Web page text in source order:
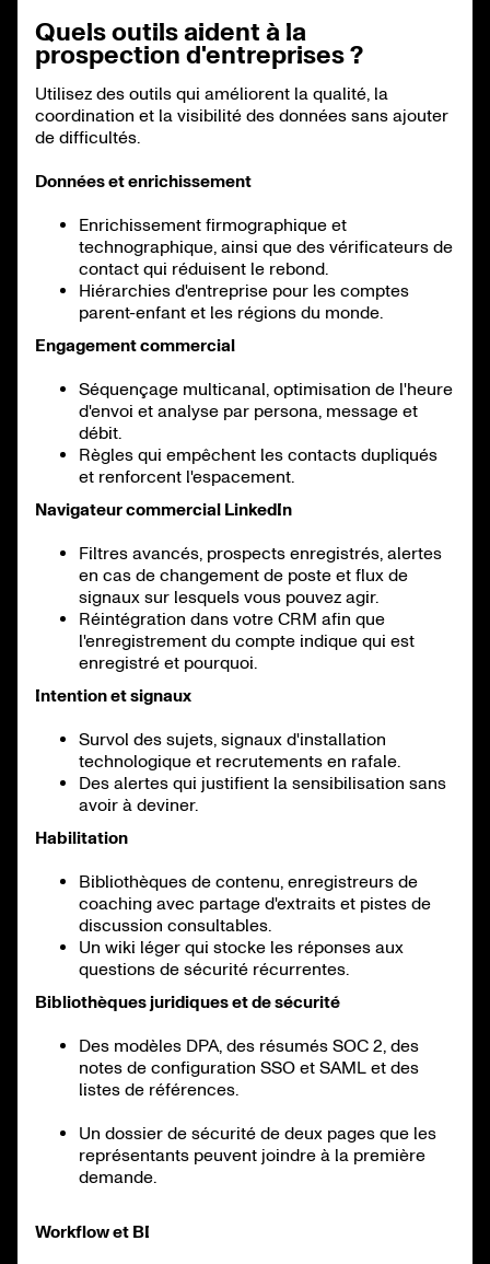
Quels outils aident à la
prospection d'entreprises ?
Utilisez des outils qui améliorent la qualité, la
coordination et la visibilité des données sans ajouter
de difficultés.
Données et enrichissement
Enrichissement firmographique et
technographique, ainsi que des vérificateurs de
contact qui réduisent le rebond.
Hiérarchies d'entreprise pour les comptes
parent-enfant et les régions du monde.
Engagement commercial
Séquençage multicanal, optimisation de l'heure
d'envoi et analyse par persona, message et
débit.
Règles qui empêchent les contacts dupliqués
et renforcent l'espacement.
Navigateur commercial LinkedIn
Filtres avancés, prospects enregistrés, alertes
en cas de changement de poste et flux de
signaux sur lesquels vous pouvez agir.
Réintégration dans votre CRM afin que
l'enregistrement du compte indique qui est
enregistré et pourquoi.
Intention et signaux
Survol des sujets, signaux d'installation
technologique et recrutements en rafale.
Des alertes qui justifient la sensibilisation sans
avoir à deviner.
Habilitation
Bibliothèques de contenu, enregistreurs de
coaching avec partage d'extraits et pistes de
discussion consultables.
Un wiki léger qui stocke les réponses aux
questions de sécurité récurrentes.
Bibliothèques juridiques et de sécurité
Des modèles DPA, des résumés SOC 2, des
notes de configuration SSO et SAML et des
listes de références.
Un dossier de sécurité de deux pages que les
représentants peuvent joindre à la première
demande.
Workflow et BI